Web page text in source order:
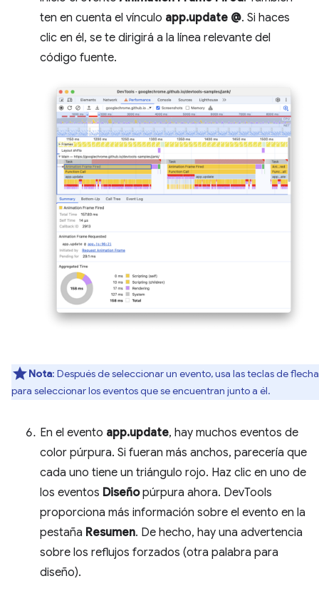
ten en cuenta el vínculo app.update @. Si haces
clic en él, se te dirigirá a la línea relevante del
código fuente.
Nota: Después de seleccionar un evento, usa las teclas de flecha
para seleccionar los eventos que se encuentran junto a él.
En el evento app.update, hay muchos eventos de
color púrpura. Si fueran más anchos, parecería que
cada uno tiene un triángulo rojo. Haz clic en uno de
los eventos Diseñopúrpura ahora. DevTools
proporciona más información sobre el evento en la
pestaña Resumen. De hecho, hay una advertencia
sobre los reflujos forzados (otra palabra para
diseño).